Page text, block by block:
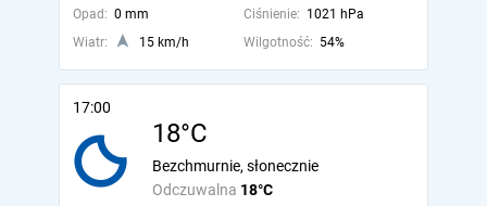
Opad: 0 mm Ciśnienie: 1021 hPa
Wiatr:
15 km/h Wilgotność: 54%
17:00
18°C
Odczuwalna 18°C
Bezchmurnie, słonecznie